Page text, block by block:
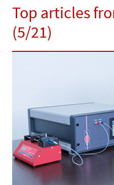
Top articles
(5/21)
Previous